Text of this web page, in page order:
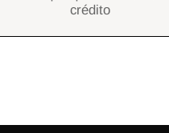
crédito